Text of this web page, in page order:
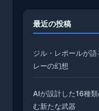
最近の投稿
ジル・レポールが
レーの幻想
AIが設計した16種
む新たな武器